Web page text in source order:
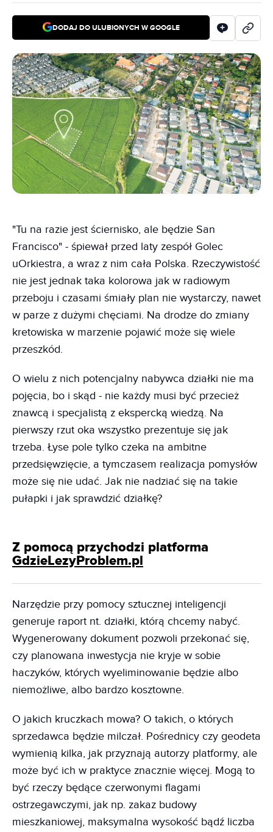
DODAJ DO ULUBIONYCH W GOOGLE
"Tu na razie jest ściernisko, ale będzie San
Francisco" - śpiewał przed laty zespół Golec
uOrkiestra, a wraz z nim cała Polska. Rzeczywistość
nie jest jednak taka kolorowa jak w radiowym
przeboju i czasami śmiały plan nie wystarczy, nawet
w parze z dużymi chęciami. Na drodze do zmiany
kretowiska w marzenie pojawić może się wiele
przeszkód.
O wielu z nich potencjalny nabywca działki nie ma
pojęcia, bo i skąd - nie każdy musi być przecież
znawcą i specjalistą z ekspercką wiedzą. Na
pierwszy rzut oka wszystko prezentuje się jak
trzeba. Łyse pole tylko czeka na ambitne
przedsięwzięcie, a tymczasem realizacja pomysłów
może się nie udać. Jak nie nadziać się na takie
pułapki i jak sprawdzić działkę?
Z pomocą przychodzi platforma
GdzieLezyProblem.pl
Narzędzie przy pomocy sztucznej inteligencji
generuje raport nt. działki, którą chcemy nabyć.
Wygenerowany dokument pozwoli przekonać się,
czy planowana inwestycja nie kryje w sobie
haczyków, których wyeliminowanie będzie albo
niemożliwe, albo bardzo kosztowne.
O jakich kruczkach mowa? O takich, o których
sprzedawca będzie milczał. Pośrednicy czy geodeta
wymienią kilka, jak przyznają autorzy platformy, ale
może być ich w praktyce znacznie więcej. Mogą to
być rzeczy będące czerwonymi flagami
ostrzegawczymi, jak np. zakaz budowy
mieszkaniowej, maksymalna wysokość bądź liczba